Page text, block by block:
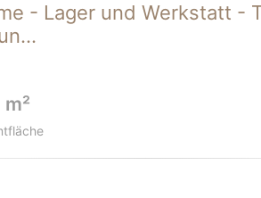
- Lager und Werkstatt -